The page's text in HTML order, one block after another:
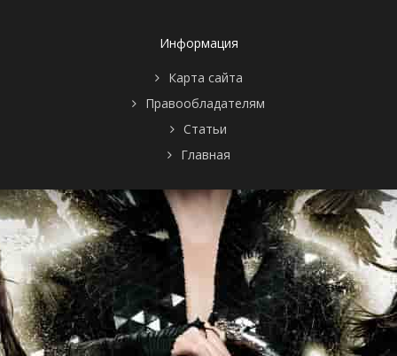
Информация
Карта сайта
Правообладателям
Статьи
Главная